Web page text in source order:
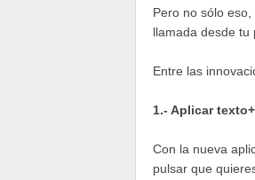
Pero no sólo
llamada desde tu
Entre las
1.- Aplicar
Con la nueva
pulsar que